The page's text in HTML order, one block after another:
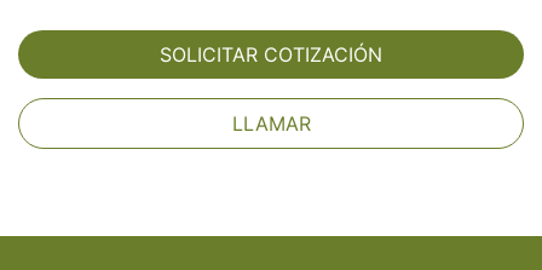
SOLICITAR COTIZACIÓN
LLAMAR